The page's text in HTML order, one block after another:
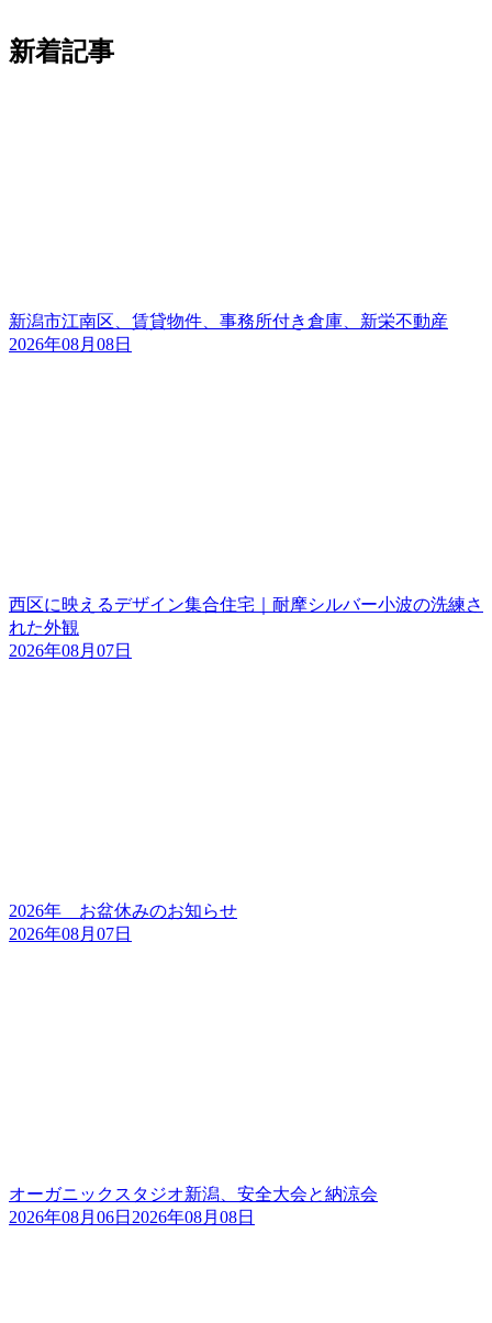
新着記事
新潟市江南区、賃貸物件、事務所付き倉庫、新栄不動産
2026年08月08日
西区に映えるデザイン集合住宅｜耐摩シルバー小波の洗練さ
れた外観
2026年08月07日
2026年 お盆休みのお知らせ
2026年08月07日
オーガニックスタジオ新潟、安全大会と納涼会
2026年08月06日 2026年08月08日